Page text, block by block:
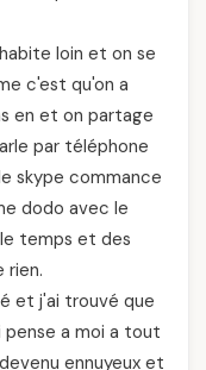
loin et on se
c'est qu'on a
en et on partage
par téléphone
skype commance
dodo avec le
temps et des
rien.
et j'ai trouvé que
a moi a tout
ennuyeux et